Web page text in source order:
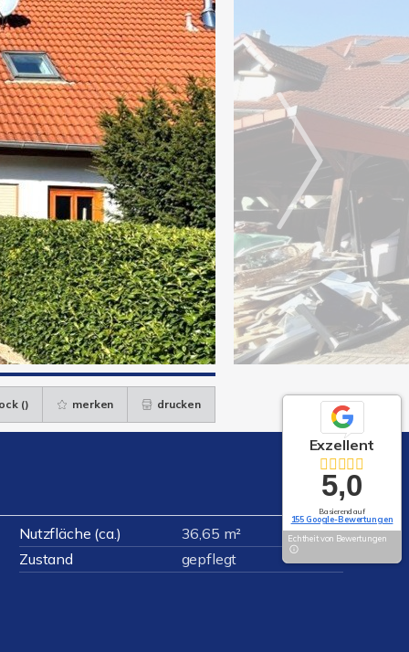
() merken drucken
Nutzfläche (ca.)
36,65 m²
Zustand
gepflegt
Exzellent
5,0
Basierend auf
155 Google-Bewertungen
Echtheit von Bewertungen